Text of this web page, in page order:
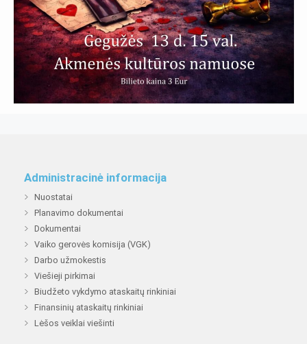
Administracinė informacija
Nuostatai
Planavimo dokumentai
Dokumentai
Vaiko gerovės komisija (VGK)
Darbo užmokestis
Viešieji pirkimai
Biudžeto vykdymo ataskaitų rinkiniai
Finansinių ataskaitų rinkiniai
Lėšos veiklai viešinti